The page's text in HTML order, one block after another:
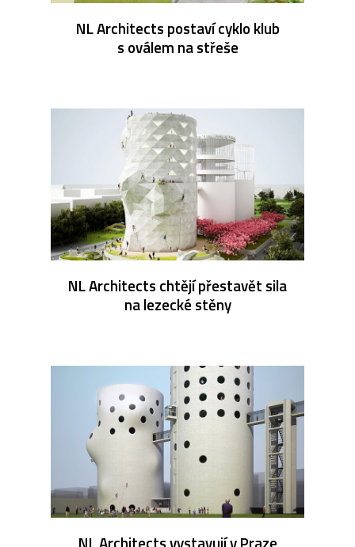
NL Architects postaví cyklo klub
s oválem na střeše
NL Architects chtějí přestavět sila
na lezecké stěny